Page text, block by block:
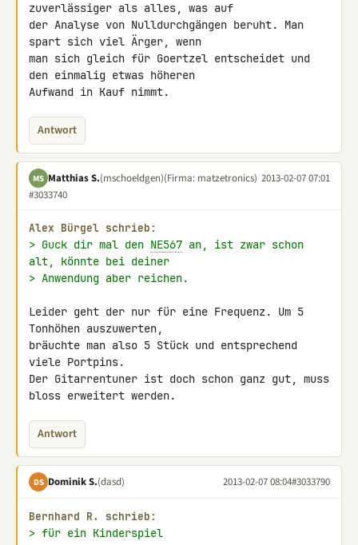
zuverlässiger als alles, was auf
der Analyse von Nulldurchgängen beruht. Man
spart sich viel Ärger, wenn
man sich gleich für Goertzel entscheidet und
den einmalig etwas höheren
Aufwand in Kauf nimmt.
Antwort
MS Matthias S.(mschoeldgen)(Firma: matzetronics) 2013-02-07 07:01
#3033740
Alex Bürgel schrieb:
> Guck dir mal den NE567 an, ist zwar schon
alt, könnte bei deiner
> Anwendung aber reichen.
Leider geht der nur für eine Frequenz. Um 5
Tonhöhen auszuwerten,
bräuchte man also 5 Stück und entsprechend
viele Portpins.
Der Gitarrentuner ist doch schon ganz gut, muss
bloss erweitert werden.
Antwort
DS Dominik S.(dasd) 2013-02-07 08:04#3033790
Bernhard R. schrieb:
> für ein Kinderspiel